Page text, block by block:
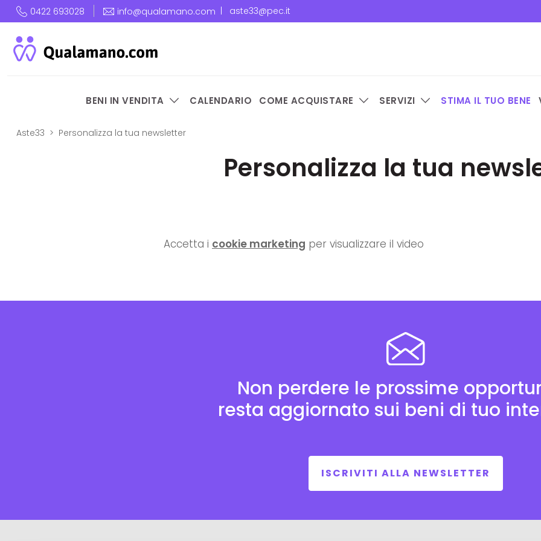
0422 693028 info@qualamano.com aste33@pec.it
BENI IN VENDITA CALENDARIO COME ACQUISTARE SERVIZI STIMA IL TUO BENE
Aste33 Personalizza la tua newsletter
Personalizza la tua
Accetta i cookie marketing per visualizzare il video
Non perdere le prossime
resta aggiornato sui beni di tuo
ISCRIVITI ALLA NEWSLETTER